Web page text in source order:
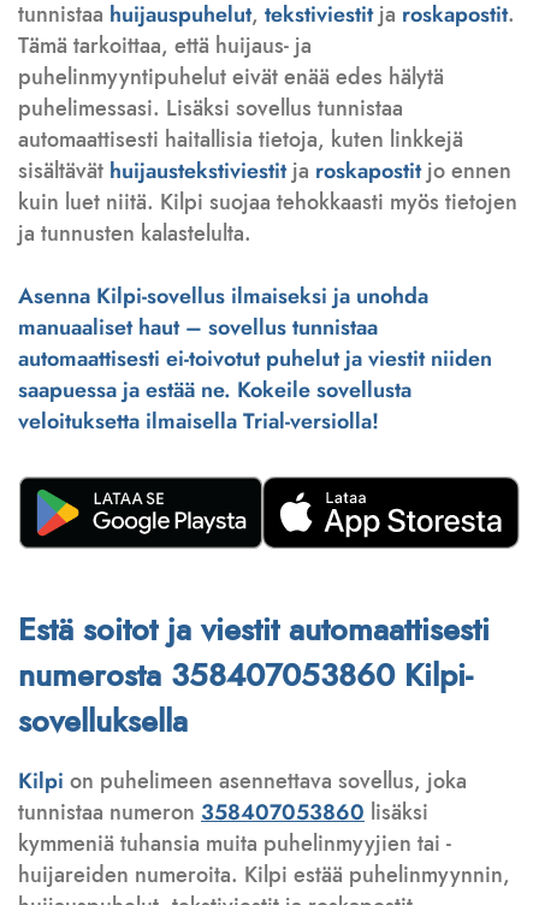
tunnistaa huijauspuhelut, tekstiviestitja roskapostit.
Tämä tarkoittaa, että huijaus- ja
puhelinmyyntipuhelut eivät enää edes hälytä
puhelimessasi. Lisäksi sovellus tunnistaa
automaattisesti haitallisia tietoja, kuten linkkejä
sisältävät huijaustekstiviestitja roskapostitjo ennen
kuin luet niitä. Kilpi suojaa tehokkaasti myös tietojen
ja tunnusten kalastelulta.
Asenna Kilpi-sovellus ilmaiseksi ja unohda
manuaaliset haut – sovellus tunnistaa
automaattisesti ei-toivotut puhelut ja viestit niiden
saapuessa ja estää ne. Kokeile sovellusta
veloituksetta ilmaisella Trial-versiolla!
Estä soitot ja viestit automaattisesti
numerosta 358407053860 Kilpi-
sovelluksella
Kilpi on puhelimeen asennettava sovellus, joka
tunnistaa numeron 358407053860 lisäksi
kymmeniä tuhansia muita puhelinmyyjien tai -
huijareiden numeroita. Kilpi estää puhelinmyynnin,